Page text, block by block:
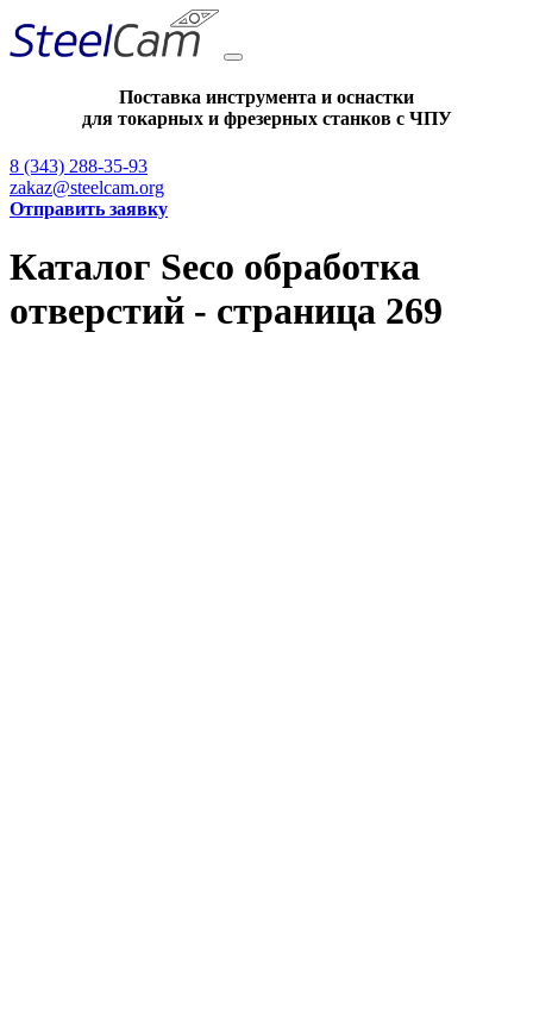
Поставка инструмента и оснастки
для токарных и фрезерных станков с ЧПУ
8 (343) 288-35-93
zakaz@steelcam.org
Отправить заявку
Каталог Seco обработка
отверстий - страница 269